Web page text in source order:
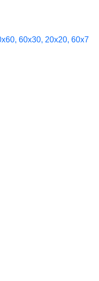
60x30, 20x20, 60x7